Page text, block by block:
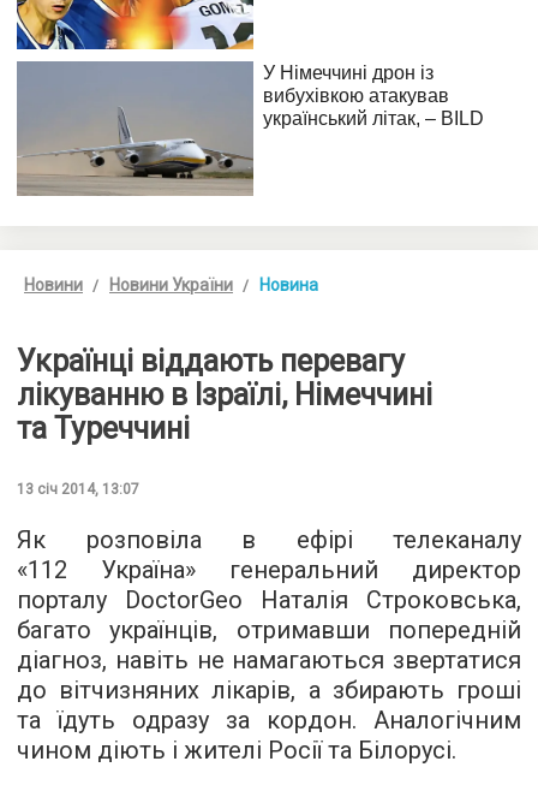
Новини Новини України Новина
Українці віддають перевагу
лікуванню в Ізраїлі, Німеччині
та Туреччині
13 січ 2014, 13:07
Як розповіла в ефірі телеканалу
«112 Україна» генеральний директор
порталу DoctorGeo Наталія Строковська,
багато українців, отримавши попередній
діагноз, навіть не намагаються звертатися
до вітчизняних лікарів, а збирають гроші
та їдуть одразу за кордон. Аналогічним
чином діють і жителі Росії та Білорусі.